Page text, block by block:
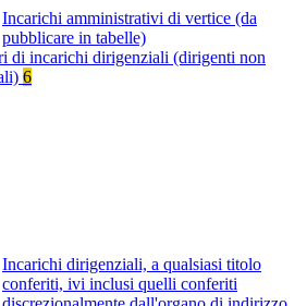
Incarichi amministrativi di vertice (da
pubblicare in tabelle)
di incarichi dirigenziali (dirigenti non
6
Incarichi dirigenziali, a qualsiasi titolo
conferiti, ivi inclusi quelli conferiti